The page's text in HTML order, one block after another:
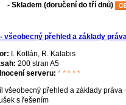
- Skladem (doručení do tří dnů)
přehled a základy
I. Kotlán, R. Kalabis
200 stran A5
serveru: * * * * *
všeobecný přehled a základy práva
s řešením